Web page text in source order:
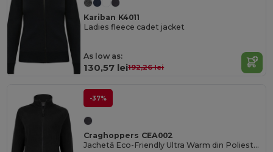
Kariban K4011
Ladies fleece cadet jacket
As low as:
130,57 lei192,26 lei
-37%
Craghoppers CEA002
Jachetă Eco-Friendly Ultra Warm din Poliester Reciclat